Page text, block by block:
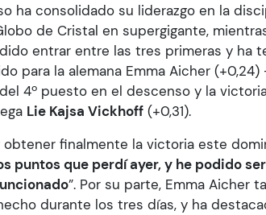
ha consolidado su liderazgo en la
de Cristal en supergigante,
entrar entre las tres primeras y ha
para la alemana Emma Aicher
4º puesto en el descenso y la
Lie Kajsa Vickhoff (+0,31).
finalmente la victoria este
puntos que perdí ayer, y he podido
”. Por su parte, Emma Aicher
durante los tres días, y ha